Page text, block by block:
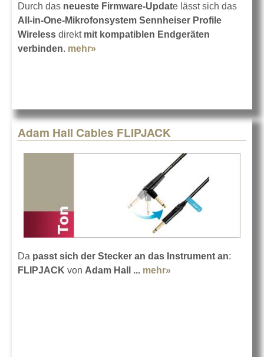
Durch das neueste Firmware-Update lässt sich das
All-in-One-Mikrofonsystem Sennheiser Profile
Wireless direkt mit kompatiblen Endgeräten
verbinden. mehr»
Adam Hall Cables FLIPJACK
Da passt sich der Stecker an das Instrument an:
FLIPJACK von Adam Hall ... mehr»